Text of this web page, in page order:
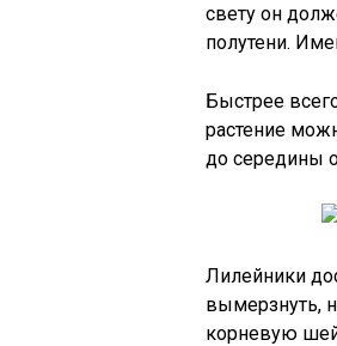
свету он
полутени.
Быстрее
растение
до середины
Лилейники
вымерзнуть,
корневую